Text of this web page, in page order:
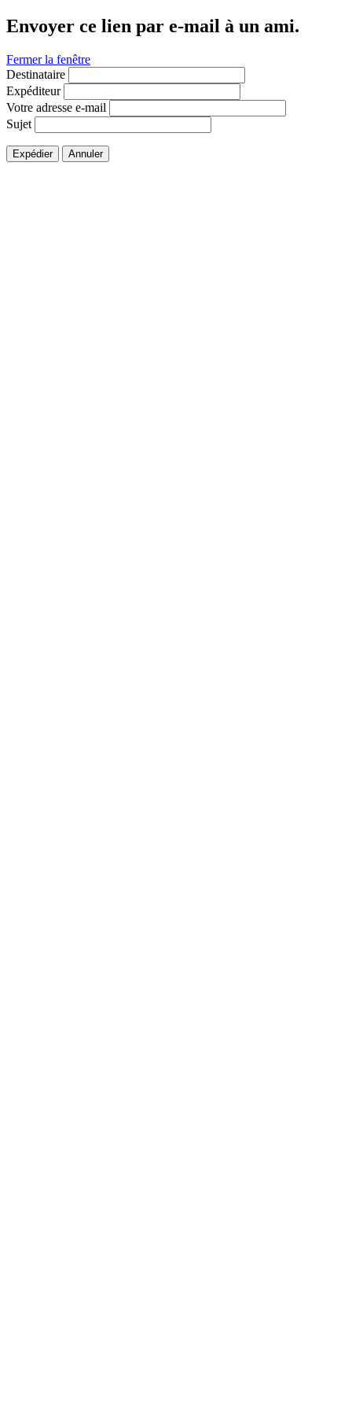
Envoyer ce lien par e-mail à un ami.
Fermer la fenêtre
Destinataire
Expéditeur
Votre adresse e-mail
Sujet
Expédier Annuler